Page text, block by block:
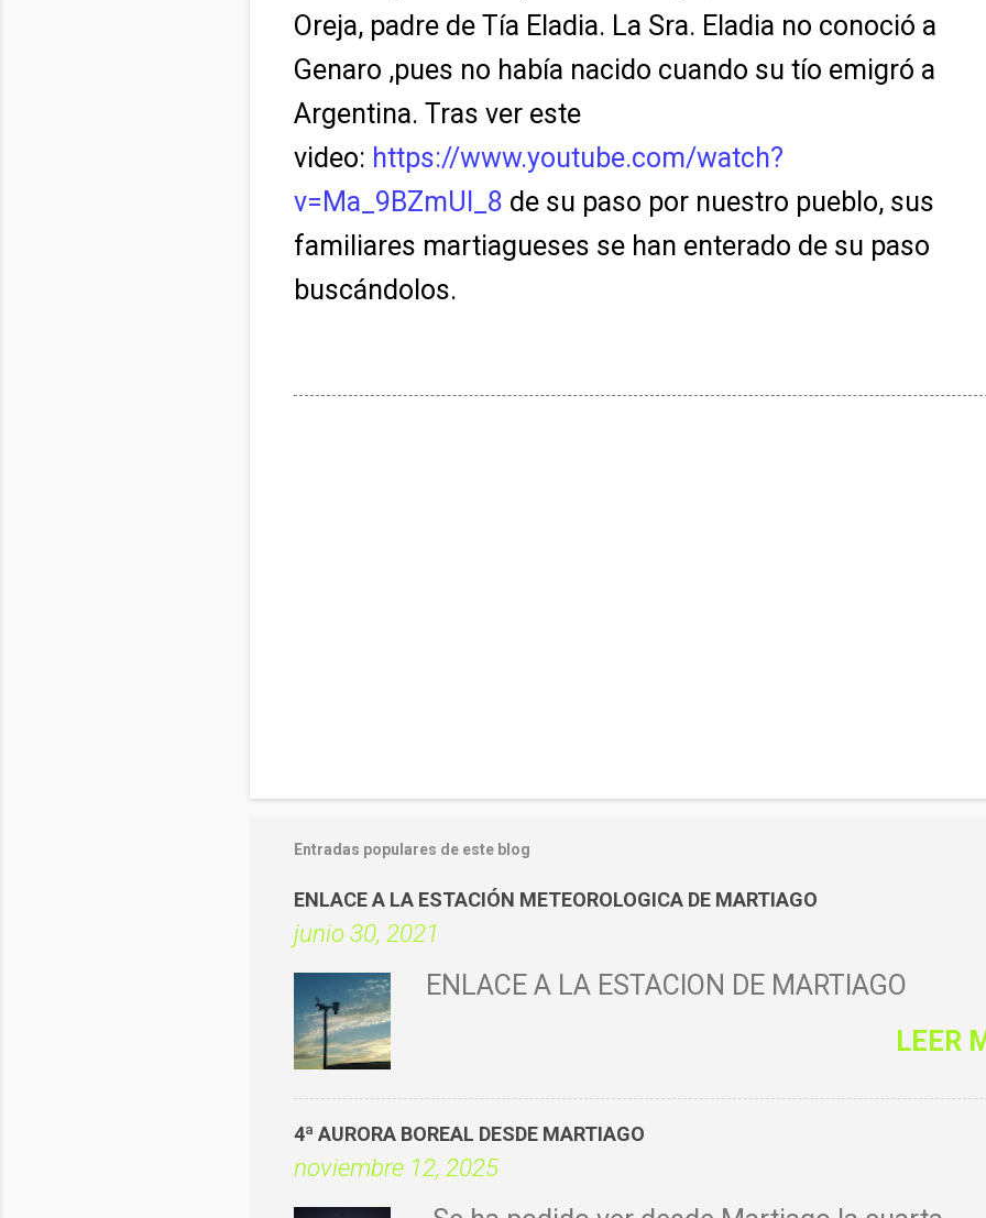
Oreja, padre de Tía Eladia. La Sra. Eladia no conoció a
Genaro ,pues no había nacido cuando su tío emigró a
Argentina. Tras ver este
video: https://www.youtube.com/watch?
v=Ma_9BZmUl_8 de su paso por nuestro pueblo, sus
familiares martiagueses se han enterado de su paso
buscándolos.
Entradas populares de este blog
ENLACE A LA ESTACIÓN METEOROLOGICA DE MARTIAGO
junio 30, 2021
ENLACE A LA ESTACIÓN DE MARTIAGO
LEER
4ª AURORA BOREAL DESDE MARTIAGO
noviembre 12, 2025